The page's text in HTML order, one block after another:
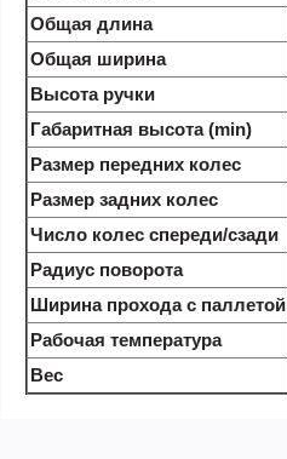
Общая длина
Общая ширина
Высота ручки
Габаритная высота (min)
Размер передних колес
Размер задних колес
Число колес спереди/сзади
Радиус поворота
Ширина прохода с паллетой
Рабочая температура
Вес